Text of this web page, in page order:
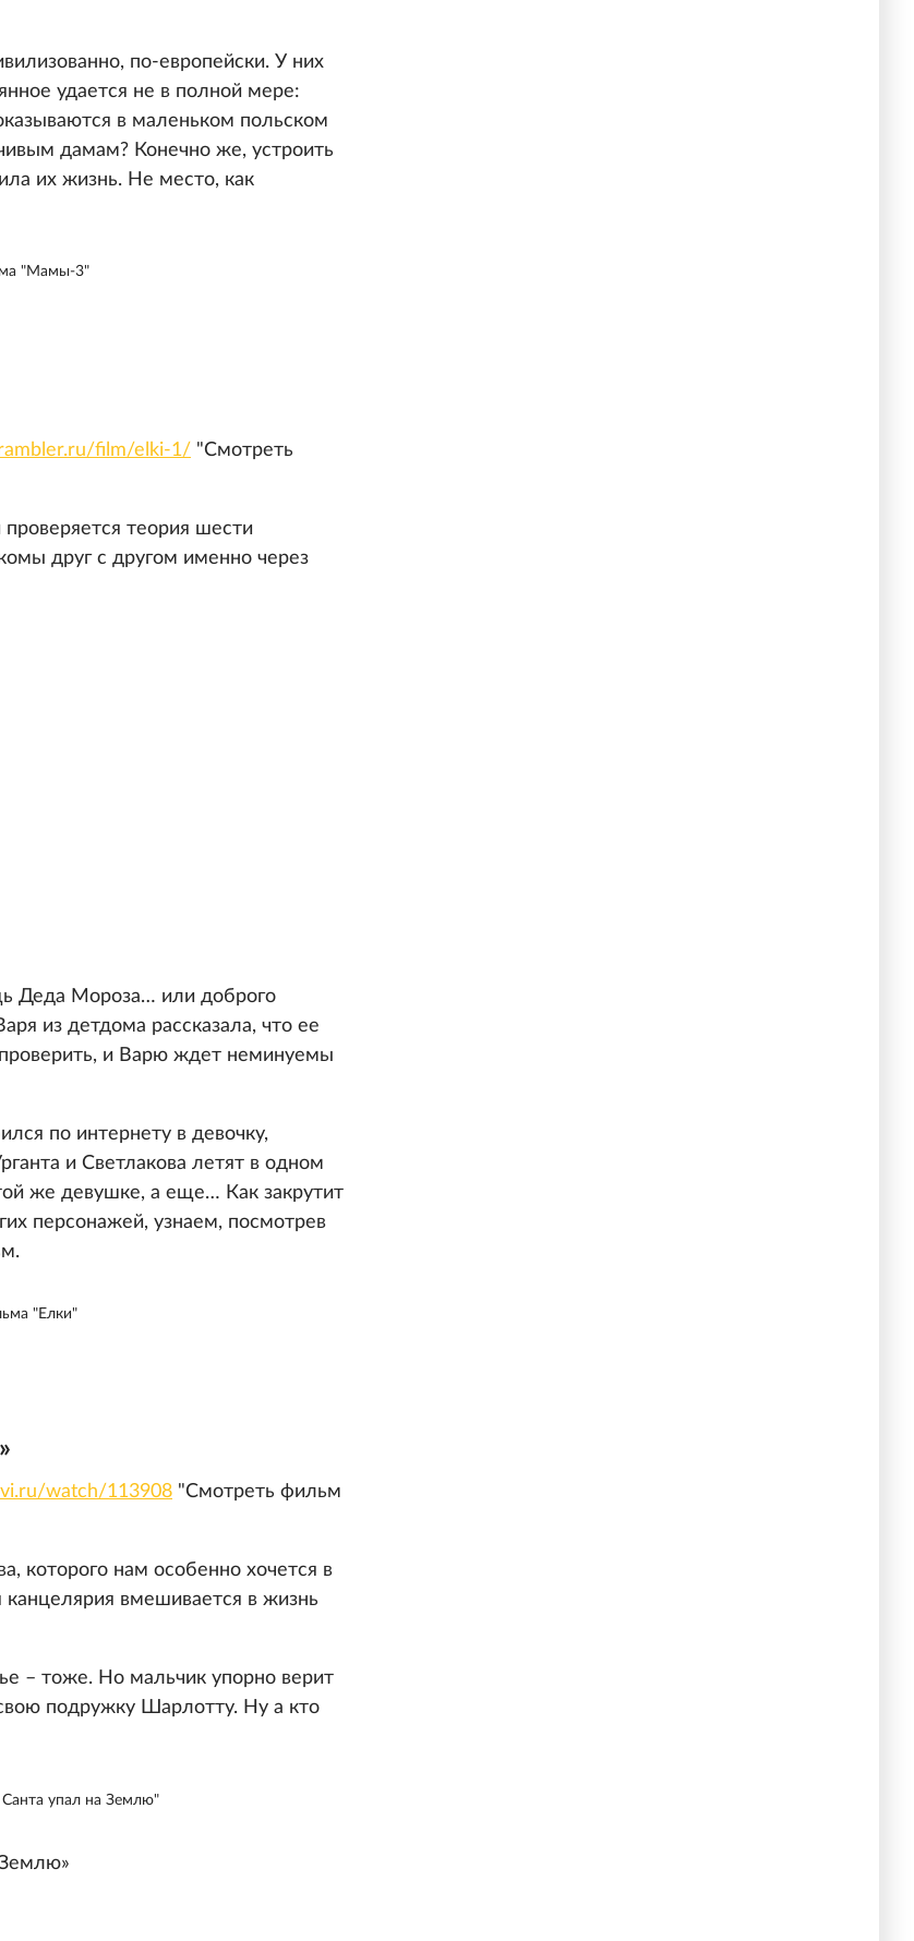
по-европейски. У них
удается не в полной мере:
в маленьком польском
дамам? Конечно же, устроить
их жизнь. Не место, как
"Мамы-3"
film/elki-1/ "Смотреть
теория шести
друг с другом именно через
Деда Мороза… или доброго
из детдома рассказала, что ее
и Варю ждет неминуемы
по интернету в девочку,
и Светлакова летят в одном
же девушке, а еще… Как закрутит
персонажей, узнаем, посмотрев
"Елки"
watch/113908 "Смотреть фильм
которого нам особенно хочется в
вмешивается в жизнь
– тоже. Но мальчик упорно верит
подружку Шарлотту. Ну а кто
упал на Землю"